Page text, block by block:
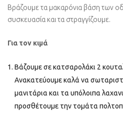
Βράζουμε τα μακαρόνια βάση των
συσκευασία και τα στραγγίζουμε.
Για τον κιμά
Βάζουμε σε κατσαρολάκι 2
Ανακατεύουμε καλά να
μανιτάρια και τα υπόλοιπα
προσθέτουμε την τομάτα